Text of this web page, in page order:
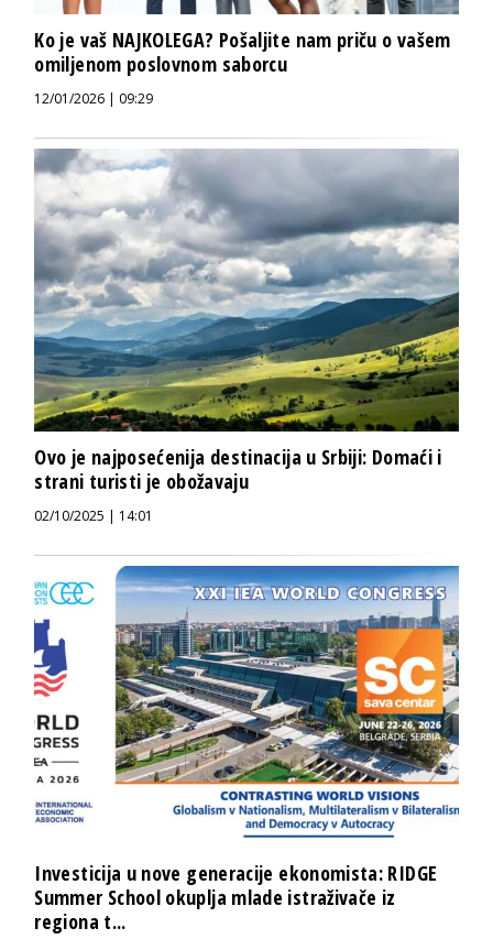
Ko je vaš NAJKOLEGA? Pošaljite nam priču o vašem
omiljenom poslovnom saborcu
12/01/2026 | 09:29
Ovo je najposećenija destinacija u Srbiji: Domaći i
strani turisti je obožavaju
02/10/2025 | 14:01
Investicija u nove generacije ekonomista: RIDGE
Summer School okuplja mlade istraživače iz
regiona t...